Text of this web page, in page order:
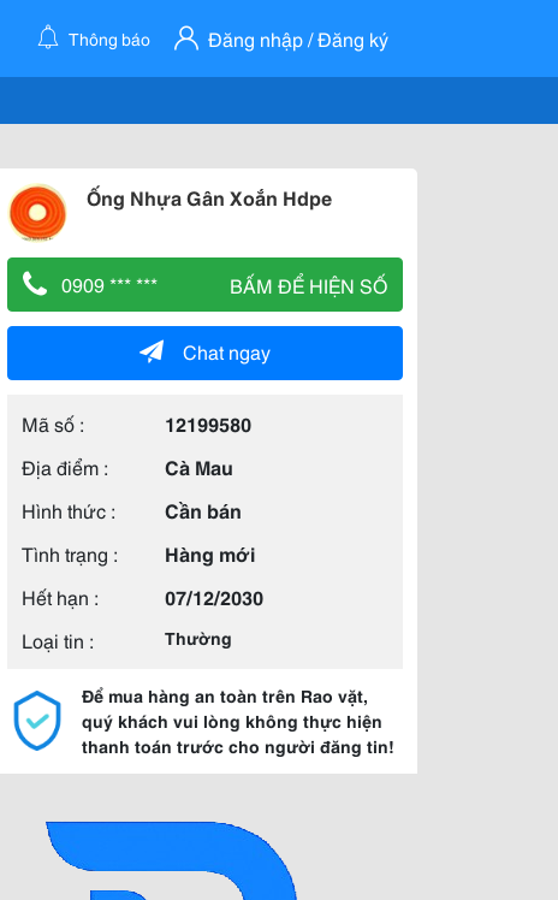
Thông báo Đăng nhập / Đăng ký
Ống Nhựa Gân Xoắn Hdpe
0909 *** *** BẤM ĐỂ HIỆN SỐ
Chat ngay
Mã số :
12199580
Địa điểm :
Cà Mau
Hình thức :
Cần bán
Tình trạng :
Hàng mới
Hết hạn :
07/12/2030
Loại tin :
Thường
Để mua hàng an toàn trên Rao vặt,
quý khách vui lòng không thực hiện
thanh toán trước cho người đăng tin!